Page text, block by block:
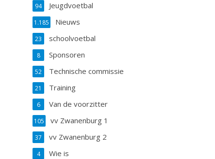
Jeugdvoetbal
94
Nieuws
1.185
schoolvoetbal
23
Sponsoren
8
Technische commissie
52
Training
21
Van de voorzitter
6
vv Zwanenburg 1
105
vv Zwanenburg 2
37
Wie is
4